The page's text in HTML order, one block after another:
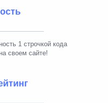
1 строчкой кода
своем сайте!